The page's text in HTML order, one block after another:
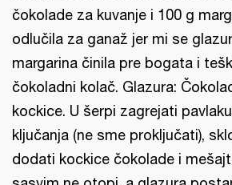
čokolade za kuvanje i 100 g
odlučila za ganaž jer mi se
margarina činila pre bogata i
čokoladni kolač. Glazura:
kockice. U šerpi zagrejati
ključanja (ne sme proključati),
dodati kockice čokolade i